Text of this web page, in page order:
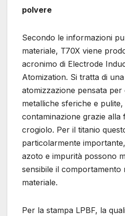
polvere
Secondo le informazioni
materiale, T70X viene
acronimo di Electrode
Atomization. Si tratta di
atomizzazione pensata
metalliche sferiche e
contaminazione grazie alla
crogiolo. Per il titanio
particolarmente
azoto e impurità possono
sensibile il comportamento
materiale.
Per la stampa LPBF, la